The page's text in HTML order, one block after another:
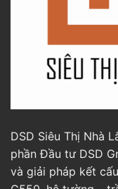
DSD Siêu Thị Nhà
phần Đầu tư DSD
và giải pháp kết